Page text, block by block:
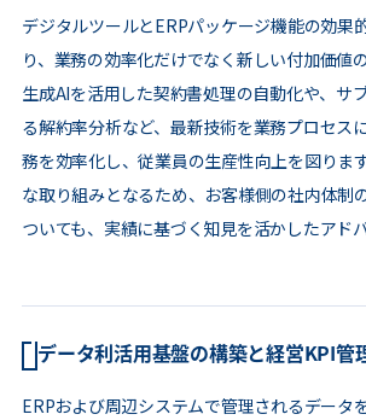
デジタルツールとERPパッケージ機能の効果
り、業務の効率化だけでなく新しい付加価値
生成AIを活用した契約書処理の自動化や、サ
る解約率分析など、最新技術を業務プロセス
務を効率化し、従業員の生産性向上を図りま
な取り組みとなるため、お客様側の社内体制
ついても、実績に基づく知見を活かしたアド
データ利活用基盤の構築と経営KPI管
ERPおよび周辺システムで管理されるデータ